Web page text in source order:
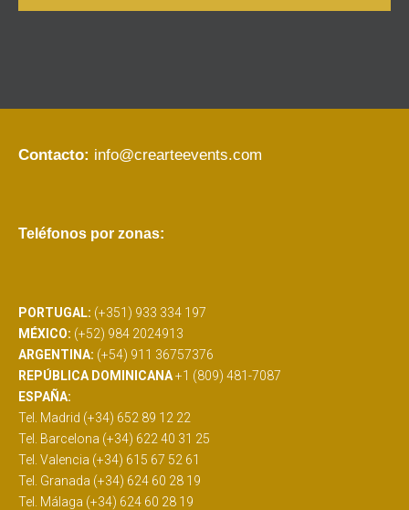
Contacto: info@crearteevents.com
Teléfonos por zonas:
PORTUGAL: (+351) 933 334 197
MÉXICO: (+52) 984 2024913
ARGENTINA: (+54) 911 36757376
REPÚBLICA DOMINICANA+1 (809) 481-7087
ESPAÑA:
Tel. Madrid (+34) 652 89 12 22
Tel. Barcelona (+34) 622 40 31 25
Tel. Valencia (+34) 615 67 52 61
Tel. Granada (+34) 624 60 28 19
Tel. Málaga (+34) 624 60 28 19